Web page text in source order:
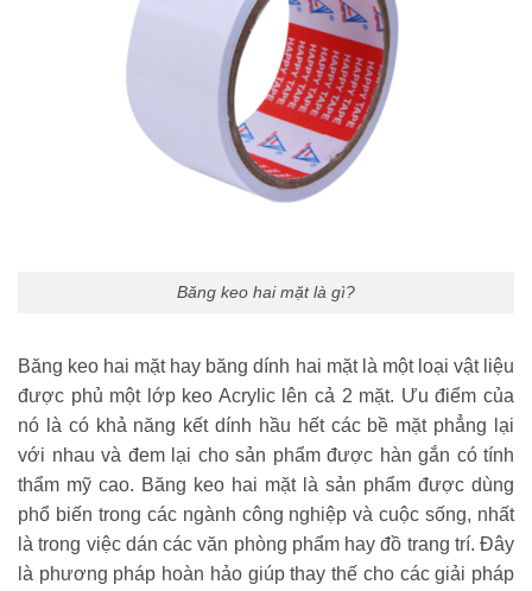
Băng keo hai mặt là gì?
Băng keo hai mặt hay băng dính hai mặt là một loại vật liệu
được phủ một lớp keo Acrylic lên cả 2 mặt. Ưu điểm của
nó là có khả năng kết dính hầu hết các bề mặt phẳng lại
với nhau và đem lại cho sản phẩm được hàn gắn có tính
thẩm mỹ cao. Băng keo hai mặt là sản phẩm được dùng
phổ biến trong các ngành công nghiệp và cuộc sống, nhất
là trong việc dán các văn phòng phẩm hay đồ trang trí. Đây
là phương pháp hoàn hảo giúp thay thế cho các giải pháp